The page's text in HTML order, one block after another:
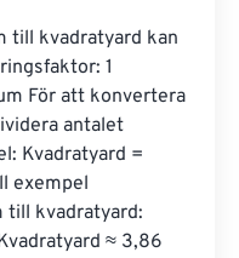
till kvadratyard kan
1
För att konvertera
antalet
Kvadratyard =
exempel
kvadratyard:
≈ 3,86